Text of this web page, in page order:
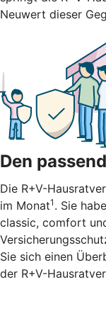
Neuwert dieser
Den
Die R+V-
im Monat1 . Sie
classic, comfort
Sie sich einen
der R+V-